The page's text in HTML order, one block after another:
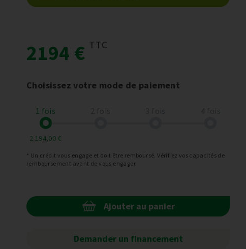
2194 € TTC
Choisissez votre mode de paiement
1 fois
2 194,00 €
* Un crédit vous engage et doit être remboursé. Vérifiez vos capacités de
remboursement avant de vous engager.
Ajouter au panier
Demander un financement